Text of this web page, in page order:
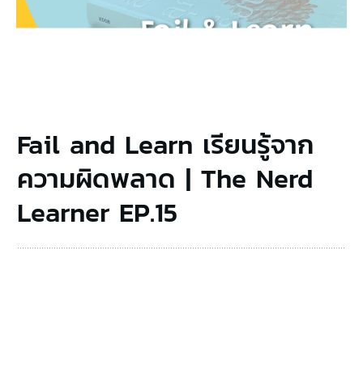
Fail and Learn เรียนรู้จาก
ความผิดพลาด | The Nerd
Learner EP.15